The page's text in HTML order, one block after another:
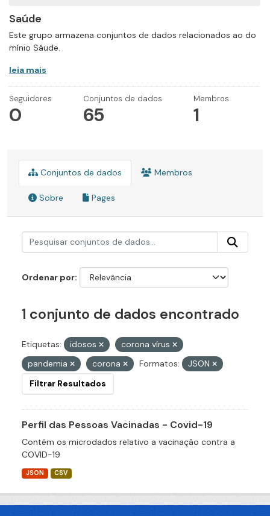
Saúde
Este grupo armazena conjuntos de dados relacionados ao do
mínio Sáude.
leia mais
Seguidores
0
Conjuntos de dados
65
Membros
1
Conjuntos de dados Membros
Sobre Pages
Ordenar por
1 conjunto de dados encontrado
Etiquetas: idosos
corona vírus
pandemia
corona Formatos:
JSON
Filtrar Resultados
Perfil das Pessoas Vacinadas - Covid-19
Contém os microdados relativo a vacinação contra a
COVID-19
JSON CSV